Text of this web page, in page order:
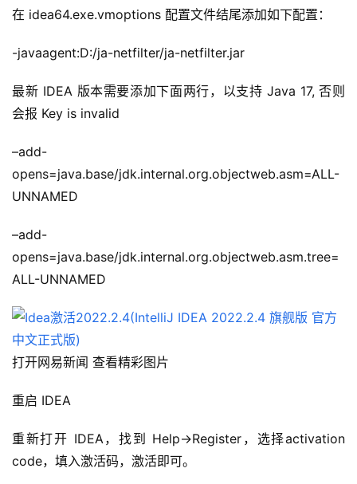
在 idea64.exe.vmoptions 配置文件结尾添加如下配置：
-javaagent:D:/ja-netfilter/ja-netfilter.jar
最新 IDEA 版本需要添加下面两行，以支持 Java 17, 否则
会报 Key is invalid
–add-
opens=java.base/jdk.internal.org.objectweb.asm=ALL-
UNNAMED
–add-
opens=java.base/jdk.internal.org.objectweb.asm.tree=
ALL-UNNAMED
打开网易新闻 查看精彩图片
重启 IDEA
重新打开 IDEA，找到 Help->Register，选择activation
code，填入激活码，激活即可。